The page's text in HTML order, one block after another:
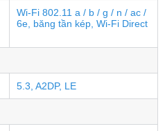
Wi-Fi 802.11 a / b / g / n / ac /
6e, băng tần kép, Wi-Fi Direct
5.3, A2DP, LE